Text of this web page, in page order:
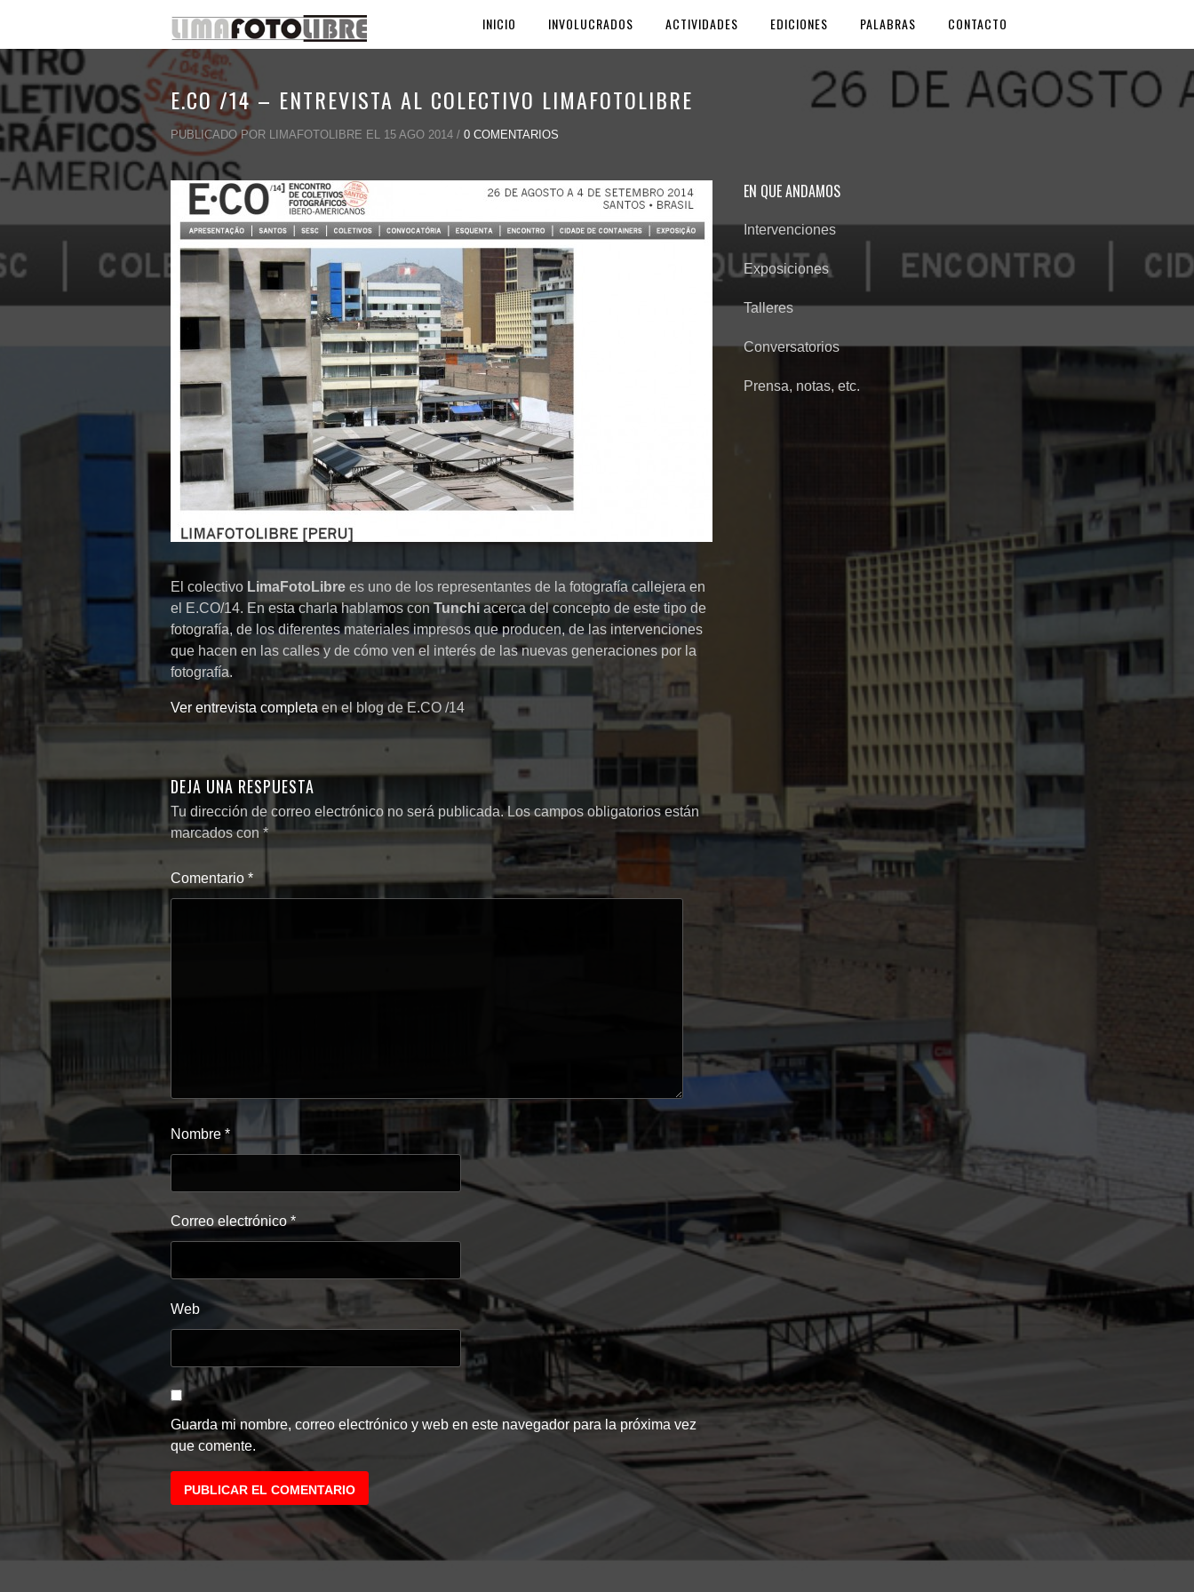
INICIO INVOLUCRADOS ACTIVIDADES EDICIONES PALABRAS CONTACTO
E.CO /14 – ENTREVISTA AL COLECTIVO LIMAFOTOLIBRE
PUBLICADO POR LIMAFOTOLIBRE EL 15 AGO 2014 / 0 COMENTARIOS
El colectivo LimaFotoLibre es uno de los representantes de la fotografía callejera en
el E.CO/14. En esta charla hablamos conTunchiacerca del concepto de este tipo de
fotografía, de los diferentes materiales impresos que producen, de las intervenciones
que hacen en las calles y de cómo ven el interés de las nuevas generaciones por la
fotografía.
Ver entrevista completaen el blog de E.CO /14
DEJA UNA RESPUESTA
Tu dirección de correo electrónico no será publicada. Los campos obligatorios están
marcados con *
Comentario *
Nombre *
Correo electrónico*
Web
Guarda mi nombre, correo electrónico y web en este navegador para la próxima vez
que comente.
EN QUE ANDAMOS
Intervenciones
Exposiciones
Talleres
Conversatorios
Prensa, notas, etc.